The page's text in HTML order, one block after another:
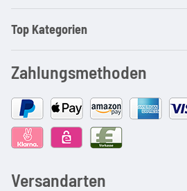
Top Kategorien
Zahlungsmethoden
Versandarten